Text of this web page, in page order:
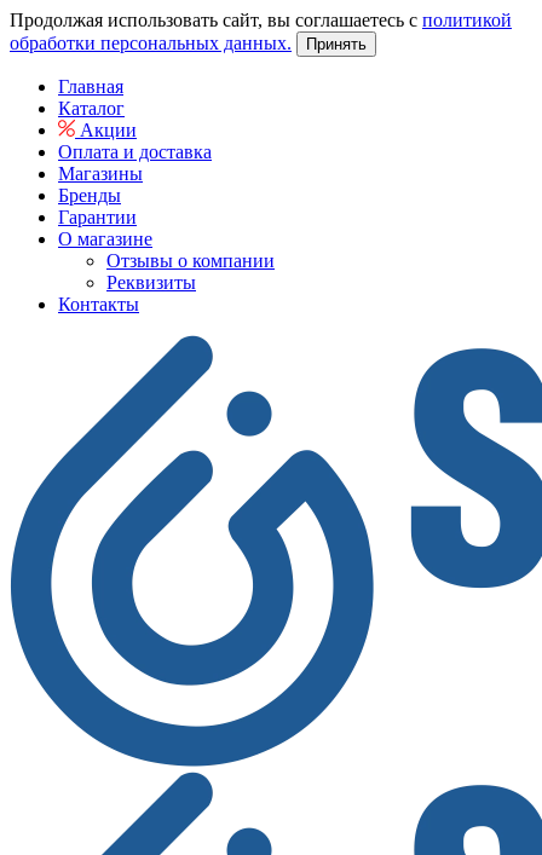
Продолжая использовать сайт, вы соглашаетесь с политикой
обработки персональных данных.
Принять
Главная
Каталог
Акции
Оплата и доставка
Магазины
Бренды
Гарантии
О магазине
Отзывы о компании
Реквизиты
Контакты